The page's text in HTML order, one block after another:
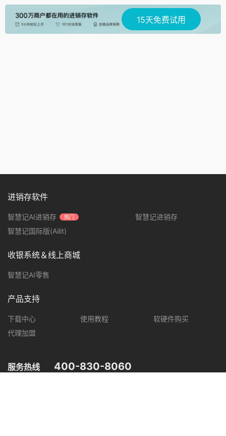
15天免费试用
服务热线 400-830-8060
进销存软件
智慧记AI进销存 热门
智慧记进销存
智慧记国际版(Ailit)
收银系统＆线上商城
智慧记AI零售
产品支持
下载中心 使用教程
软硬件购买
代理加盟